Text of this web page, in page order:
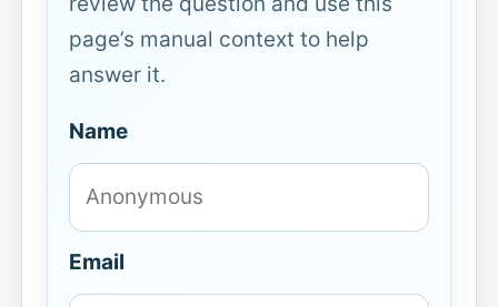
page’s manual context to help
answer it.
Name
Email